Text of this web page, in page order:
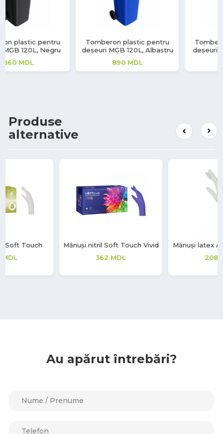
Tomberon plastic pentru
deșeuri MGB 120L, Albastru
Tomberon plastic pentru
deșeuri MGB 120L, Galben
Produse
alternative
Mănuși nitril Soft Touch Vivid
Mănuși latex Aurelia Vintage
Au apărut întrebări?